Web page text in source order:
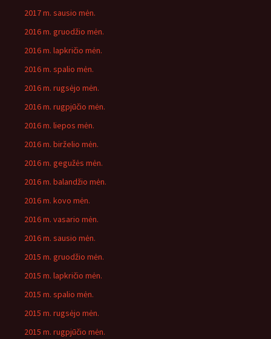
2017 m. sausio mėn.
2016 m. gruodžio mėn.
2016 m. lapkričio mėn.
2016 m. spalio mėn.
2016 m. rugsėjo mėn.
2016 m. rugpjūčio mėn.
2016 m. liepos mėn.
2016 m. birželio mėn.
2016 m. gegužės mėn.
2016 m. balandžio mėn.
2016 m. kovo mėn.
2016 m. vasario mėn.
2016 m. sausio mėn.
2015 m. gruodžio mėn.
2015 m. lapkričio mėn.
2015 m. spalio mėn.
2015 m. rugsėjo mėn.
2015 m. rugpjūčio mėn.